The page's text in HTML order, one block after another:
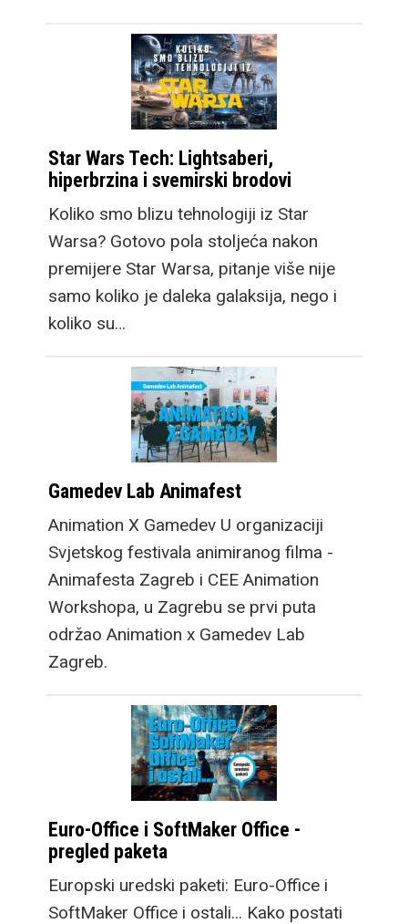
Star Wars Tech: Lightsaberi,
hiperbrzina i svemirski brodovi
Koliko smo blizu tehnologiji iz Star
Warsa? Gotovo pola stoljeća nakon
premijere Star Warsa, pitanje više nije
samo koliko je daleka galaksija, nego i
koliko su…
Gamedev Lab Animafest
Animation X Gamedev U organizaciji
Svjetskog festivala animiranog filma -
Animafesta Zagreb i CEE Animation
Workshopa, u Zagrebu se prvi puta
održao Animation x Gamedev Lab
Zagreb.
Euro-Office i SoftMaker Office -
pregled paketa
Europski uredski paketi: Euro-Office i
SoftMaker Office i ostali... Kako postati